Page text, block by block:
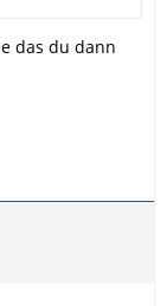
das du dann